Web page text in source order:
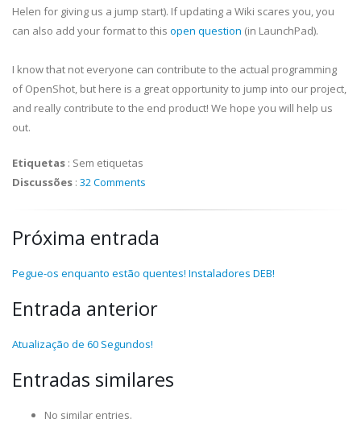
Helen for giving us a jump start). If updating a Wiki scares you, you
can also add your format to this open question (in LaunchPad).
I know that not everyone can contribute to the actual programming
of OpenShot, but here is a great opportunity to jump into our project,
and really contribute to the end product! We hope you will help us
out.
Etiquetas : Sem etiquetas
Discussões : 32 Comments
Próxima entrada
Pegue-os enquanto estão quentes! Instaladores DEB!
Entrada anterior
Atualização de 60 Segundos!
Entradas similares
No similar entries.